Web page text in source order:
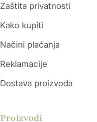
Zaštita privatnosti
Kako kupiti
Načini plaćanja
Reklamacije
Dostava proizvoda
Proizvodi